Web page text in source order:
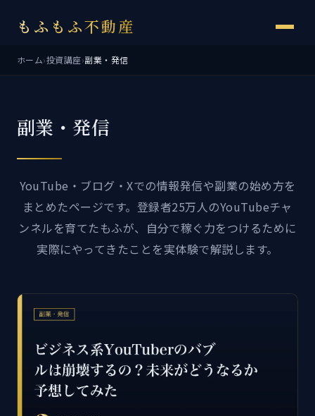
もふもふ不動産
ホーム›投資講座›副業・発信
副業・発信
YouTube・ブログ・Xでの情報発信や副業の始め方を
まとめたページです。登録者25万人のYouTubeチャ
ンネルを育てたもふが、自分で稼ぐ力をつけるために
実際にやってきたことを実体験で解説します。